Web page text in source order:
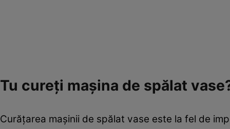
Tu cureți mașina de spălat
Curățarea mașinii de spălat vase este la fel de